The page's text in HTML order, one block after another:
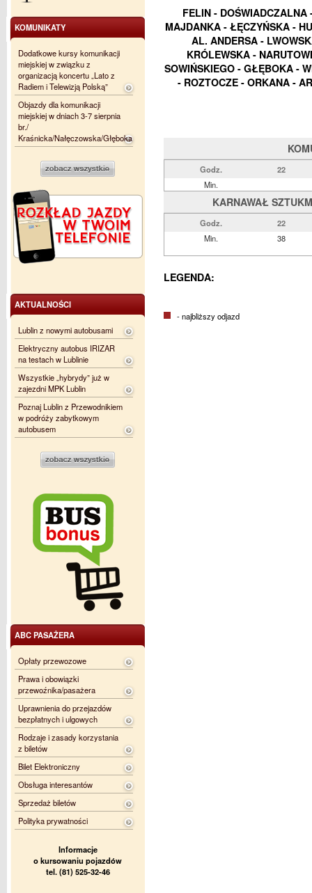
FELIN -
MAJDANKA - ŁĘCZYŃSKA -
AL. ANDERSA -
KRÓLEWSKA -
SOWIŃSKIEGO - GŁĘBOKA -
- ROZTOCZE - ORKANA -
Godz.
22
Min.
KARNAWAŁ
Godz.
22
Min.
38
LEGENDA:
- najbliższy odjazd
KOMUNIKATY
Dodatkowe kursy komunikacji
miejskiej w związku z
organizacją koncertu „Lato z
Radiem i Telewizją Polską”
Objazdy dla komunikacji
miejskiej w dniach 3-7 sierpnia
br./
Kraśnicka/Nałęczowska/Głęboka
AKTUALNOŚCI
Lublin z nowymi autobusami
Elektryczny autobus IRIZAR
na testach w Lublinie
Wszystkie „hybrydy” już w
zajezdni MPK Lublin
Poznaj Lublin z Przewodnikiem
w podróży zabytkowym
autobusem
ABC PASAŻERA
Opłaty przewozowe
Prawa i obowiązki
przewoźnika/pasażera
Uprawnienia do przejazdów
bezpłatnych i ulgowych
Rodzaje i zasady korzystania
z biletów
Bilet Elektroniczny
Obsługa interesantów
Sprzedaż biletów
Polityka prywatności
Informacje
o kursowaniu pojazdów
tel. (81) 525-32-46